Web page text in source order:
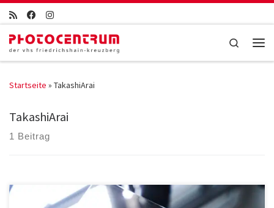
Zum Inhalt springen
Search
Startseite » TakashiArai
TakashiArai
1 Beitrag